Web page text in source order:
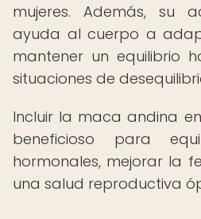
mujeres. Además, su
ayuda al cuerpo a
mantener un equilibrio
situaciones de
Incluir la maca andina
beneficioso para
hormonales, mejorar la
una salud reproductiva